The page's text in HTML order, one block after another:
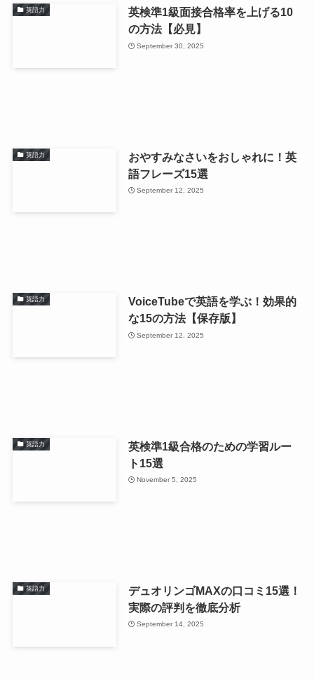
英語力
英検準1級面接合格率を上げる10
の方法【必見】
September 30, 2025
英語力
おやすみなさいをおしゃれに！英
語フレーズ15選
September 12, 2025
英語力
VoiceTubeで英語を学ぶ！効果的
な15の方法【保存版】
September 12, 2025
英語力
英検準1級合格のための学習ルー
ト15選
November 5, 2025
英語力
デュオリンゴMAXの口コミ15選！
実際の評判を徹底分析
September 14, 2025